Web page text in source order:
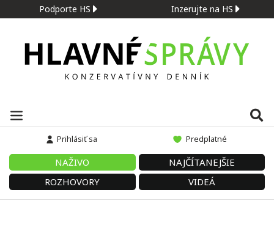
Podporte HS Inzerujte na HS
Prihlásiť sa Predplatné
NAŽIVO
NAJČÍTANEJŠIE
ROZHOVORY
VIDEÁ